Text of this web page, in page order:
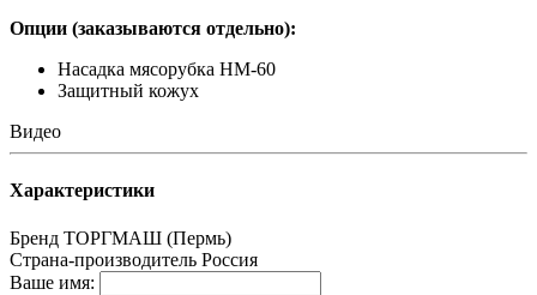
Опции (заказываются отдельно):
Насадка мясорубка НМ-60
Защитный кожух
Видео
Характеристики
Бренд ТОРГМАШ (Пермь)
Страна-производитель Россия
Ваше имя: